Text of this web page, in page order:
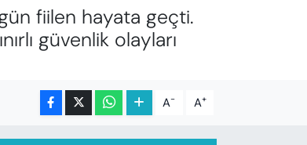
fiilen hayata geçti.
güvenlik olayları
A- A+